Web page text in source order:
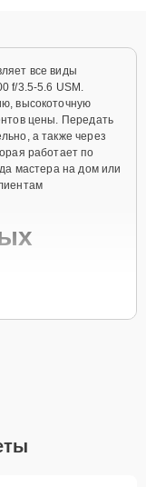
все виды
f/3.5-5.6 USM.
высокоточную
цены. Передать
а также через
работает по
мастера на дом или
5.6 USM
дольше